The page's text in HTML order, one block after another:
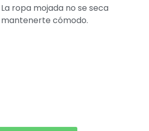
ropa mojada no se seca
cómodo.